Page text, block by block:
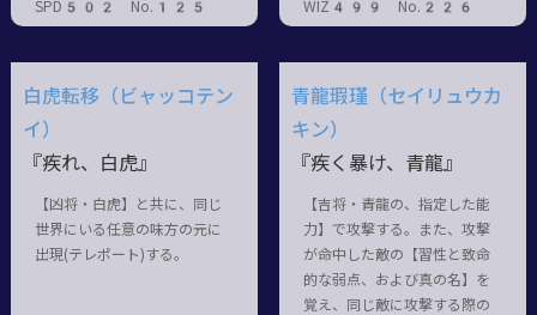
SPD502 No.125
WIZ499 No.226
白虎転移（ビャッコテン
イ）
『疾れ、白虎』
【凶将・白虎】と共に、同じ
世界にいる任意の味方の元に
出現(テレポート)する。
青龍瑕瑾（セイリュウカ
キン）
『疾く暴け、青龍』
【吉将・青龍の、指定した能
力】で攻撃する。また、攻撃
が命中した敵の【習性と致命
的な弱点、および真の名】を
覚え、同じ敵に攻撃する際の